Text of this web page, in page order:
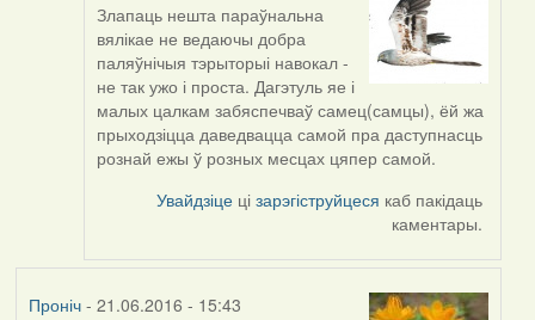
In
reply
to
by
Дарья
(госць)
Злапаць нешта параўнальна
вялікае не ведаючы добра
паляўнічыя тэрыторыі навокал -
не так ужо і проста. Дагэтуль яе і
малых цалкам забяспечваў самец(самцы), ёй жа
прыходзіцца даведвацца самой пра даступнасць
рознай ежы ў розных месцах цяпер самой.
Увайдзіце цізарэгіструйцеся каб пакідаць
каментары.
Проніч- 21.06.2016 - 15:43